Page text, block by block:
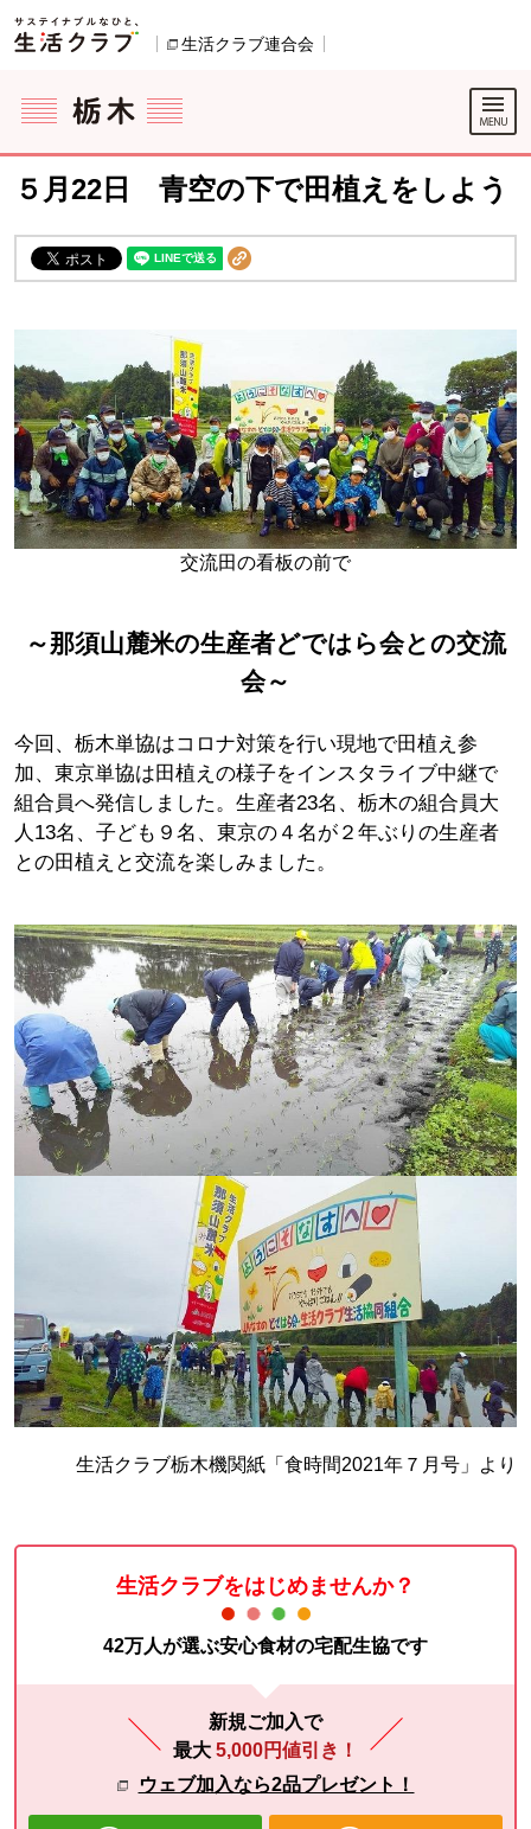
ページの先頭です。
生活クラブ連合会
ここからサイト内共通メニューです。
サイト内共通メニューをスキップする
サイト内共通メニューここまで。
５月22日 青空の下で田植えをしよう
交流田の看板の前で
～那須山麓米の生産者どではら会との交流
会～
今回、栃木単協はコロナ対策を行い現地で田植え参
加、東京単協は田植えの様子をインスタライブ中継で
組合員へ発信しました。生産者23名、栃木の組合員大
人13名、子ども９名、東京の４名が２年ぶりの生産者
との田植えと交流を楽しみました。
生活クラブ栃木機関紙「食時間2021年７月号」より
生活クラブをはじめませんか？
42万人が選ぶ安心食材の宅配生協です
新規ご加入で
最大 5,000円値引き！
ウェブ加入なら2品プレゼント！